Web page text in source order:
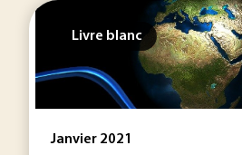
Livre blanc
Janvier 2021